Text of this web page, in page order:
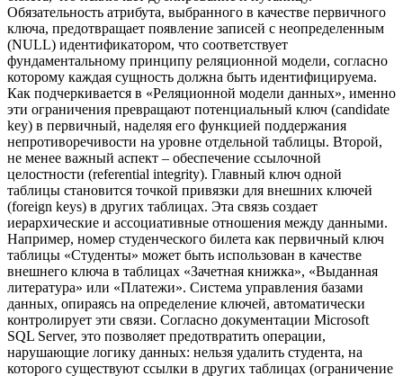
Обязательность атрибута, выбранного в качестве первичного
ключа, предотвращает появление записей с неопределенным
(NULL) идентификатором, что соответствует
фундаментальному принципу реляционной модели, согласно
которому каждая сущность должна быть идентифицируема.
Как подчеркивается в «Реляционной модели данных», именно
эти ограничения превращают потенциальный ключ (candidate
key) в первичный, наделяя его функцией поддержания
непротиворечивости на уровне отдельной таблицы. Второй,
не менее важный аспект – обеспечение ссылочной
целостности (referential integrity). Главный ключ одной
таблицы становится точкой привязки для внешних ключей
(foreign keys) в других таблицах. Эта связь создает
иерархические и ассоциативные отношения между данными.
Например, номер студенческого билета как первичный ключ
таблицы «Студенты» может быть использован в качестве
внешнего ключа в таблицах «Зачетная книжка», «Выданная
литература» или «Платежи». Система управления базами
данных, опираясь на определение ключей, автоматически
контролирует эти связи. Согласно документации Microsoft
SQL Server, это позволяет предотвратить операции,
нарушающие логику данных: нельзя удалить студента, на
которого существуют ссылки в других таблицах (ограничение